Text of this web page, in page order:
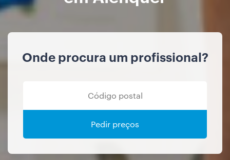
Onde procura um profissional?
Pedir preços